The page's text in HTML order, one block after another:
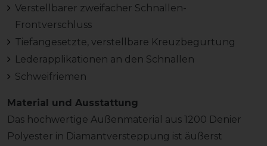
Verstellbarer zweifacher Schnallen-
Frontverschluss
Tiefangesetzte, verstellbare Kreuzbegurtung
Lederapplikationen an den Schnallen
Schweifriemen
Material und Ausstattung
Das hochwertige Außenmaterial aus 1200 Denier
Polyester in Diamantversteppung ist äußerst